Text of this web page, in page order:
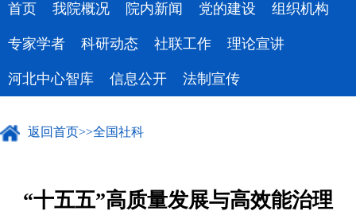
首页 我院概况 院内新闻 党的建设 组织机构
专家学者 科研动态 社联工作 理论宣讲
河北中心智库 信息公开 法制宣传
返回首页>>全国社科
“十五五”高质量发展与高效能治理